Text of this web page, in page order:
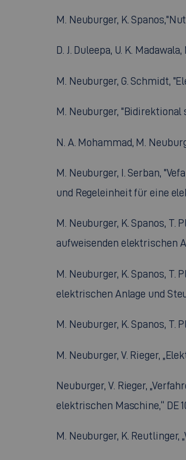
M. Neuburger, K.
D. J. Duleepa, U. K.
M. Neuburger, G. Schmidt,
M. Neuburger, "Bidirektional
N. A. Mohammad, M.
M. Neuburger, I. Serban,
und Regeleinheit für eine
M. Neuburger, K. Spanos,
aufweisenden elektrischen
M. Neuburger, K. Spanos,
elektrischen Anlage und
M. Neuburger, K. Spanos, T.
M. Neuburger, V. Rieger,
Neuburger, V. Rieger,
elektrischen Maschine,“ DE 10
M. Neuburger, K. Reutlinger,